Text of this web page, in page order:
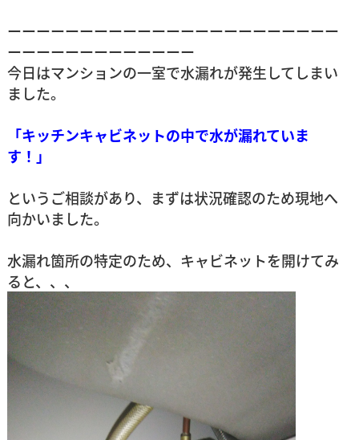
ーーーーーーーーーーーーーーーーーーーーーーー
ーーーーーーーーーーーーー
今日はマンションの一室で水漏れが発生してしまい
ました。
「キッチンキャビネットの中で水が漏れていま
す！」
というご相談があり、まずは状況確認のため現地へ
向かいました。
水漏れ箇所の特定のため、キャビネットを開けてみ
ると、、、